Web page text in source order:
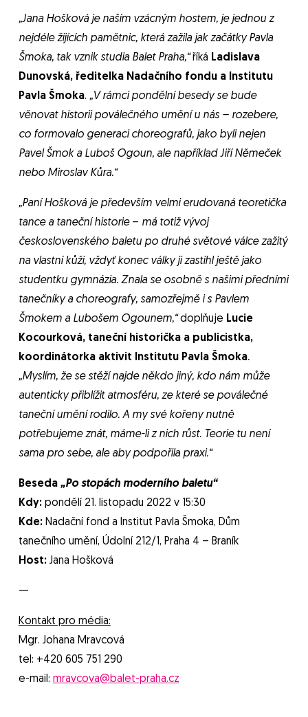
„Jana Hošková je naším vzácným hostem, je jednou z
nejdéle žijících pamětnic, která zažila jak začátky Pavla
Šmoka, tak vznik studia Balet Praha,“říká Ladislava
Dunovská, ředitelka Nadačního fondu a Institutu
Pavla Šmoka. „V rámci pondělní besedy se bude
věnovat historii poválečného umění u nás – rozebere,
co formovalo generaci choreografů, jako byli nejen
Pavel Šmok a Luboš Ogoun, ale například Jiří Němeček
nebo Miroslav Kůra.“
„Paní Hošková je především velmi erudovaná teoretička
tance a taneční historie – má totiž vývoj
československého baletu po druhé světové válce zažitý
na vlastní kůži, vždyť konec války ji zastihl ještě jako
studentku gymnázia. Znala se osobně s našimi předními
tanečníky a choreografy, samozřejmě i s Pavlem
Šmokem a Lubošem Ogounem,“doplňuje Lucie
Kocourková, taneční historička a publicistka,
koordinátorka aktivit Institutu Pavla Šmoka.
„Myslím, že se stěží najde někdo jiný, kdo nám může
autenticky přiblížit atmosféru, ze které se poválečné
taneční umění rodilo. A my své kořeny nutně
potřebujeme znát, máme-li z nich růst. Teorie tu není
sama pro sebe, ale aby podpořila praxi.“
Beseda„Po stopách moderního baletu“
Kdy:pondělí 21. listopadu 2022 v 15:30
Kde:Nadační fond a Institut Pavla Šmoka, Dům
tanečního umění, Údolní 212/1, Praha 4 – Braník
Host:Jana Hošková
—
Kontakt pro média:
Mgr. Johana Mravcová
tel: +420 605 751 290
e-mail: mravcova@balet-praha.cz